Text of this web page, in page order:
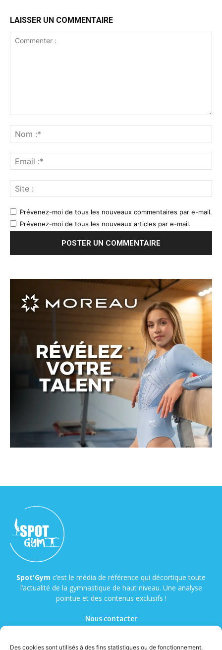
Des cookies sont utilisés à des fins statistiques ou de fonctionnement,
LAISSER UN COMMENTAIRE
Prévenez-moi de tous les nouveaux commentaires par e-mail.
Prévenez-moi de tous les nouveaux articles par e-mail.
Spot'Gym c’est le média de référence qui décortique toute
l’actualité de la gymnastique de haut niveau. Une analyse
pointue et des contenus exclusifs !
Nous contacter